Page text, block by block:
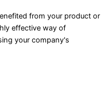
from your product or
effective way of
your company's